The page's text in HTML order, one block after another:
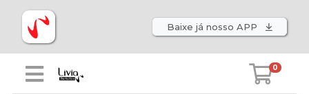
Baixe já nosso APP
0